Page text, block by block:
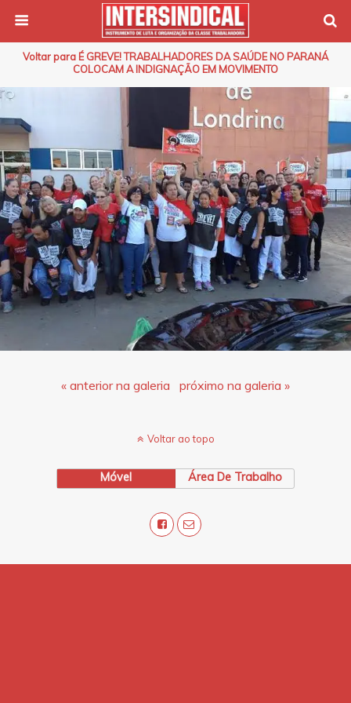
Voltar para É GREVE! TRABALHADORES DA SAÚDE NO PARANÁ
COLOCAM A INDIGNAÇÃO EM MOVIMENTO
« anterior na galeria próximo na galeria »
Voltar ao topo
Móvel Área De Trabalho